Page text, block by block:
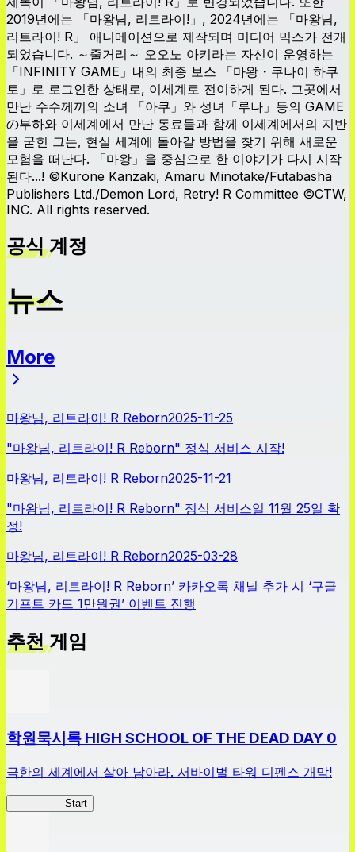
2019년에는 「마왕님, 리트라이!」, 2024년에는 「마왕님,
리트라이! R」 애니메이션으로 제작되며 미디어 믹스가 전개
되었습니다. ～줄거리～ 오오노 아키라는 자신이 운영하는
「INFINITY GAME」내의 최종 보스 「마왕・쿠나이 하쿠
토」로 로그인한 상태로, 이세계로 전이하게 된다. 그곳에서
만난 수수께끼의 소녀 「아쿠」와 성녀「루나」등의 GAME
の부하와 이세계에서 만난 동료들과 함께 이세계에서의 지반
을 굳힌 그는, 현실 세계에 돌아갈 방법을 찾기 위해 새로운
모험을 떠난다. 「마왕」을 중심으로 한 이야기가 다시 시작
된다...! ©Kurone Kanzaki, Amaru Minotake/Futabasha
Publishers Ltd./Demon Lord, Retry! R Committee ©CTW,
INC. All rights reserved.
공식 계정
뉴스
More
마왕님, 리트라이! R Reborn2025-11-25
"마왕님, 리트라이! R Reborn" 정식 서비스 시작!
마왕님, 리트라이! R Reborn2025-11-21
"마왕님, 리트라이! R Reborn" 정식 서비스일 11월 25일 확
정!
마왕님, 리트라이! R Reborn2025-03-28
‘마왕님, 리트라이! R Reborn’ 카카오톡 채널 추가 시 ‘구글
기프트 카드 1만원권’ 이벤트 진행
추천 게임
학원묵시록 HIGH SCHOOL OF THE DEAD DAY 0
극한의 세계에서 살아 남아라. 서바이벌 타워 디펜스 개막!
Start